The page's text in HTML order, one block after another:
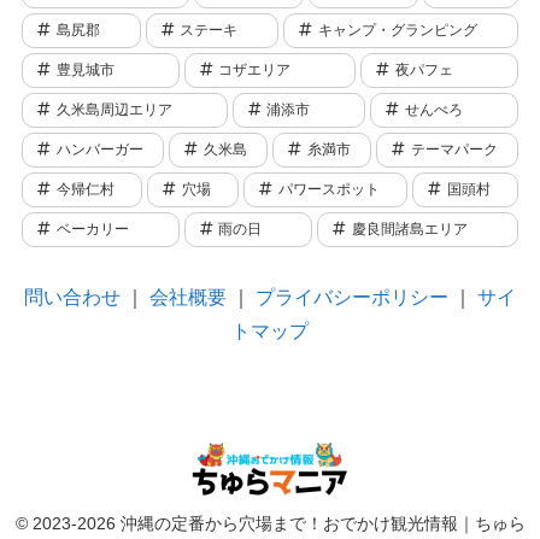
島尻郡 ステーキ キャンプ・グランピング
豊見城市 コザエリア 夜パフェ
久米島周辺エリア 浦添市 せんべろ
ハンバーガー 久米島 糸満市 テーマパーク
今帰仁村 穴場 パワースポット 国頭村
ベーカリー 雨の日 慶良間諸島エリア
問い合わせ 会社概要 プライバシーポリシー
サイ
トマップ
© 2023-2026 沖縄の定番から穴場まで！おでかけ観光情報｜ちゅら